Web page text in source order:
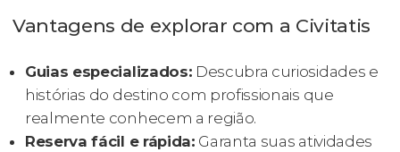
Vantagens de explorar com a Civitatis
Guias especializados: Descubra curiosidades e
histórias do destino com profissionais que
realmente conhecem a região.
Reserva fácil e rápida: Garanta suas atividades